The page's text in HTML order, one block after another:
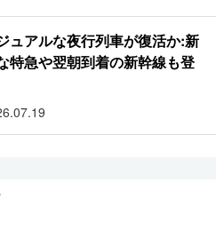
ュアルな夜行列車が復活か:新
特急や翌朝到着の新幹線も登